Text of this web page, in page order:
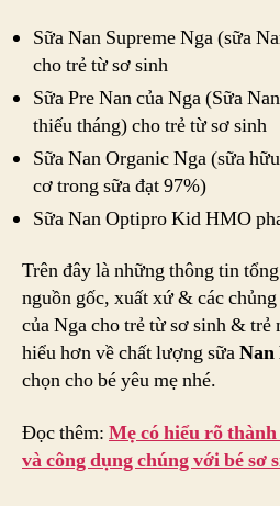
Sữa Nan Supreme Nga (sữa
cho trẻ từ sơ sinh
Sữa Pre Nan của Nga (Sữa
thiếu tháng) cho trẻ từ sơ sinh
Sữa Nan Organic Nga (sữa
cơ trong sữa đạt 97%)
Sữa Nan Optipro Kid HMO
Trên đây là những thông tin
nguồn gốc, xuất xứ & các
của Nga cho trẻ từ sơ sinh & trẻ
hiểu hơn về chất lượng sữaNan
chọn cho bé yêu mẹ nhé.
Đọc thêm: Mẹ có hiểu rõ
và công dụng chúng với bé sơ